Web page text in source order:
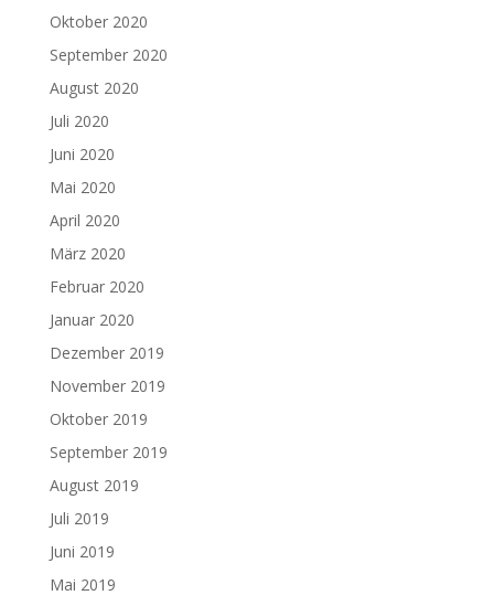
Oktober 2020
September 2020
August 2020
Juli 2020
Juni 2020
Mai 2020
April 2020
März 2020
Februar 2020
Januar 2020
Dezember 2019
November 2019
Oktober 2019
September 2019
August 2019
Juli 2019
Juni 2019
Mai 2019